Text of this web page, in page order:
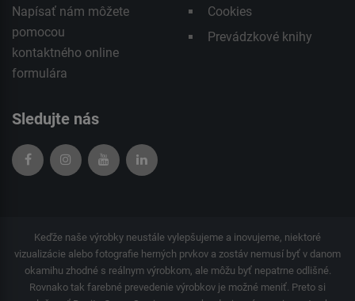
Napísať nám môžete
pomocou
kontaktného online
formulára
Cookies
Prevádzkové knihy
Sledujte nás
Keďže naše výrobky neustále vylepšujeme a inovujeme, niektoré
vizualizácie alebo fotografie herných prvkov a zostáv nemusí byť v danom
okamihu zhodné s reálnym výrobkom, ale môžu byť nepatrne odlišné.
Rovnako tak farebné prevedenie výrobkov je možné meniť. Preto si